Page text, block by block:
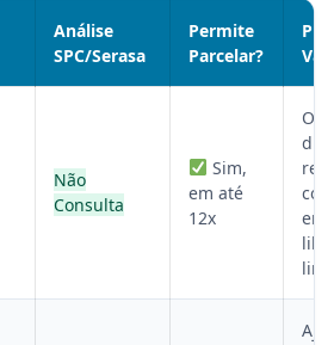
Análise
SPC/Serasa
Permite
Parcelar?
Não
Consulta
Sim,
em até
12x
O